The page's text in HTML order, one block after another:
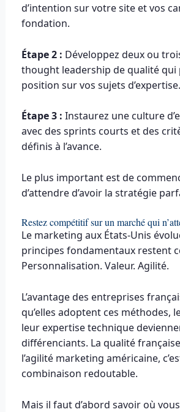
d’intention sur votre site et vos
fondation.
Étape 2 : Développez deux ou
thought leadership de qualité qui
position sur vos sujets d’expertise.
Étape 3 : Instaurez une culture
avec des sprints courts et des
définis à l’avance.
Le plus important est de
d’attendre d’avoir la stratégie
Restez compétitif sur un marché qui
Le marketing aux États-Unis
principes fondamentaux restent
Personnalisation. Valeur. Agilité.
L’avantage des entreprises
qu’elles adoptent ces méthodes,
leur expertise technique
différenciants. La qualité
l’agilité marketing américaine,
combinaison redoutable.
Mais il faut d’abord savoir où